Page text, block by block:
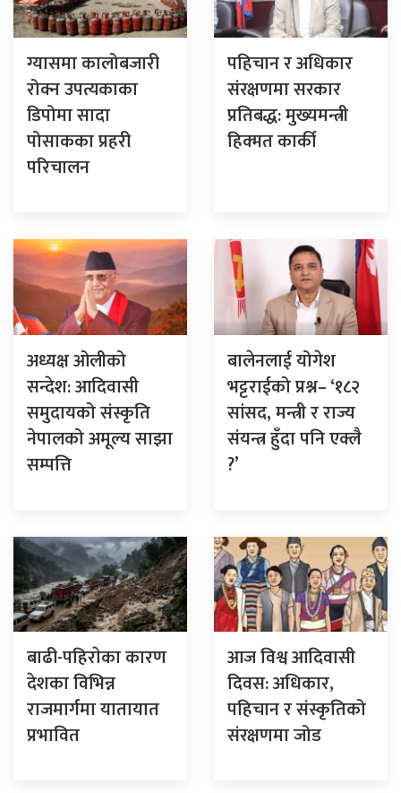
ग्यासमा कालोबजारी
रोक्न उपत्यकाका
डिपोमा सादा
पोसाकका प्रहरी
परिचालन
पहिचान र अधिकार
संरक्षणमा सरकार
प्रतिबद्ध: मुख्यमन्त्री
हिक्मत कार्की
अध्यक्ष ओलीको
सन्देश: आदिवासी
समुदायको संस्कृति
नेपालको अमूल्य साझा
सम्पत्ति
बालेनलाई योगेश
भट्टराईको प्रश्न– ‘१८२
सांसद, मन्त्री र राज्य
संयन्त्र हुँदा पनि एक्लै
?’
बाढी-पहिराेका कारण
देशका विभिन्न
राजमार्गमा यातायात
प्रभावित
आज विश्व आदिवासी
दिवस: अधिकार,
पहिचान र संस्कृतिको
संरक्षणमा जोड